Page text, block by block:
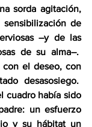
sorda agitación,
de
–y de las
de su alma–.
con el deseo, con
desasosiego.
cuadro había sido
un esfuerzo
y su hábitat un